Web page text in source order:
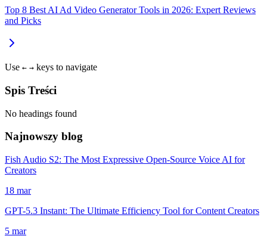
Top 8 Best AI Ad Video Generator Tools in 2026: Expert Reviews
and Picks
Use ← → keys to navigate
Spis Treści
No headings found
Najnowszy blog
Fish Audio S2: The Most Expressive Open-Source Voice AI for
Creators
18 mar
GPT-5.3 Instant: The Ultimate Efficiency Tool for Content Creators
5 mar